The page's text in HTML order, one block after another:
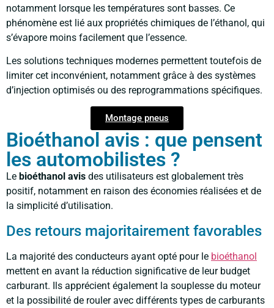
notamment lorsque les températures sont basses. Ce
phénomène est lié aux propriétés chimiques de l’éthanol, qui
s’évapore moins facilement que l’essence.
Les solutions techniques modernes permettent toutefois de
limiter cet inconvénient, notamment grâce à des systèmes
d’injection optimisés ou des reprogrammations spécifiques.
Montage pneus
Bioéthanol avis : que pensent
les automobilistes ?
Le bioéthanol avis des utilisateurs est globalement très
positif, notamment en raison des économies réalisées et de
la simplicité d’utilisation.
Des retours majoritairement favorables
La majorité des conducteurs ayant opté pour le bioéthanol
mettent en avant la réduction significative de leur budget
carburant. Ils apprécient également la souplesse du moteur
et la possibilité de rouler avec différents types de carburants